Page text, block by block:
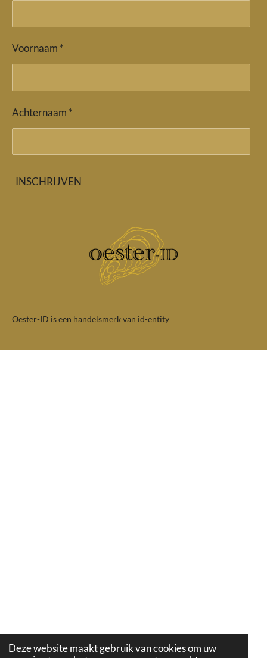
Deze website maakt gebruik van cookies om uw
Voornaam *
Achternaam *
INSCHRIJVEN
Oester-ID is een handelsmerk van id-entity